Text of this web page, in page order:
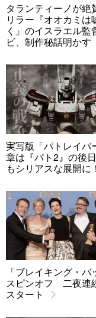
タランティーノが絶
リラー『オオカミは
く』のイスラエル監
ビ、制作秘話明かす
実写版「パトレイバ
章は『パト2』の後
もシリアスな展開に！
「ブレイキング・バ
スピンオフ 二夜連
スタート